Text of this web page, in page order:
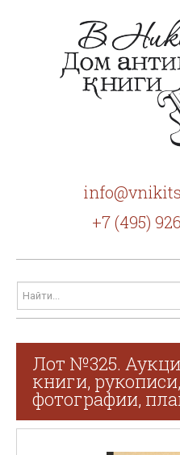
+7 (495)
Лот №325.
книги,
фотографии,